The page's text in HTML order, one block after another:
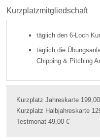
Kurzplatzmitgliedschaft
täglich den 6-Loch
täglich die
Chipping & Pitching
Kurzplatz Jahreskarte
Kurzplatz Halbjahreskarte
Testmonat 49,00 €